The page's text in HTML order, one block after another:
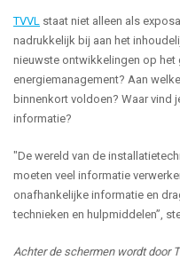
TVVL staat niet alleen als
nadrukkelijk bij aan het
nieuwste ontwikkelingen op het
energiemanagement? Aan
binnenkort voldoen? Waar vind
informatie?
"De wereld van de
moeten veel informatie
onafhankelijke informatie en
technieken en hulpmiddelen”,
Achter de schermen wordt door